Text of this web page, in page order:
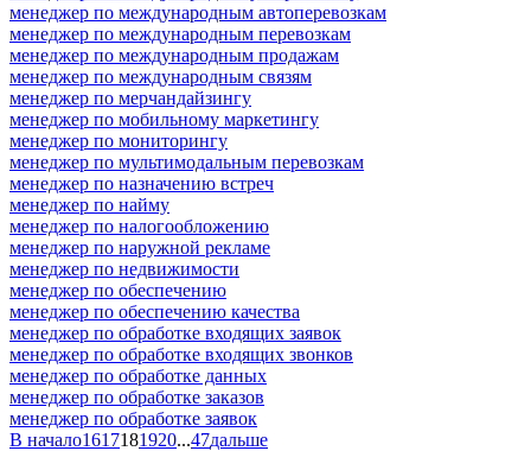
менеджер по международным автоперевозкам
менеджер по международным перевозкам
менеджер по международным продажам
менеджер по международным связям
менеджер по мерчандайзингу
менеджер по мобильному маркетингу
менеджер по мониторингу
менеджер по мультимодальным перевозкам
менеджер по назначению встреч
менеджер по найму
менеджер по налогообложению
менеджер по наружной рекламе
менеджер по недвижимости
менеджер по обеспечению
менеджер по обеспечению качества
менеджер по обработке входящих заявок
менеджер по обработке входящих звонков
менеджер по обработке данных
менеджер по обработке заказов
менеджер по обработке заявок
В начало1617181920...47дальше